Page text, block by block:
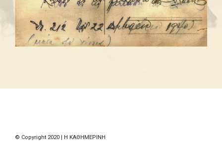
© Copyright 2020 | Η ΚΑΘΗΜΕΡΙΝΗ